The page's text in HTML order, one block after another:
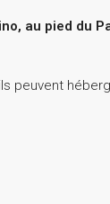
au pied du
peuvent